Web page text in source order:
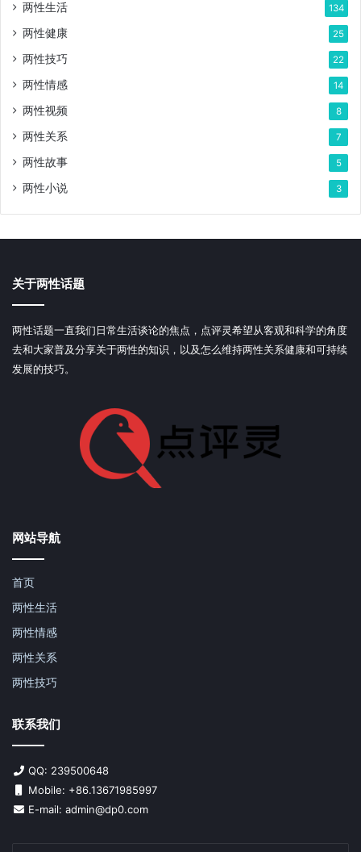
两性生活 134
两性健康 25
两性技巧 22
两性情感 14
两性视频 8
两性关系 7
两性故事 5
两性小说 3
关于两性话题
两性话题一直我们日常生活谈论的焦点，点评灵希望从客观和科学的角度
去和大家普及分享关于两性的知识，以及怎么维持两性关系健康和可持续
发展的技巧。
网站导航
首页
两性生活
两性情感
两性关系
两性技巧
联系我们
QQ: 239500648
Mobile: +86.13671985997
E-mail: admin@dp0.com